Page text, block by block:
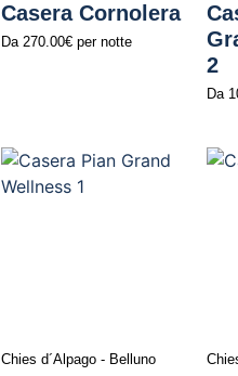
Casera Cornolera
Da 270.00€per notte
2
Da
Chies d´Alpago - Belluno